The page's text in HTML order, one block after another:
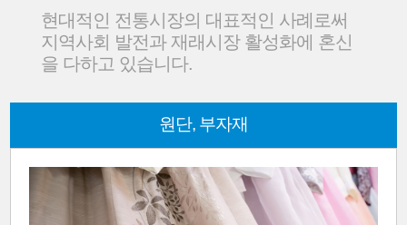
현대적인 전통시장의 대표적인 사례로써
지역사회 발전과 재래시장 활성화에 혼신
을 다하고 있습니다.
원단, 부자재